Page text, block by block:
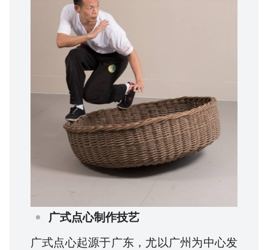
广式点心制作技艺
广式点心起源于广东，尤以广州为中心发